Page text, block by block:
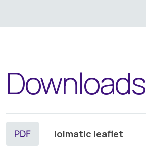
Downloads
Iolmatic leaflet